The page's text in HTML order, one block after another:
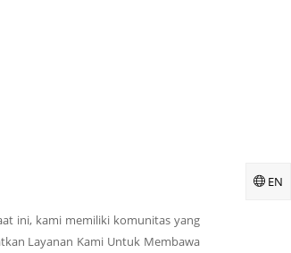
EN
ini, kami memiliki komunitas yang
Layanan Kami Untuk Membawa